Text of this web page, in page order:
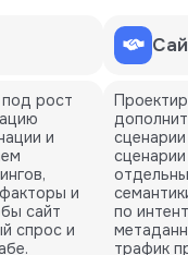
рост
и
и
сайт
спрос и
по
трафик